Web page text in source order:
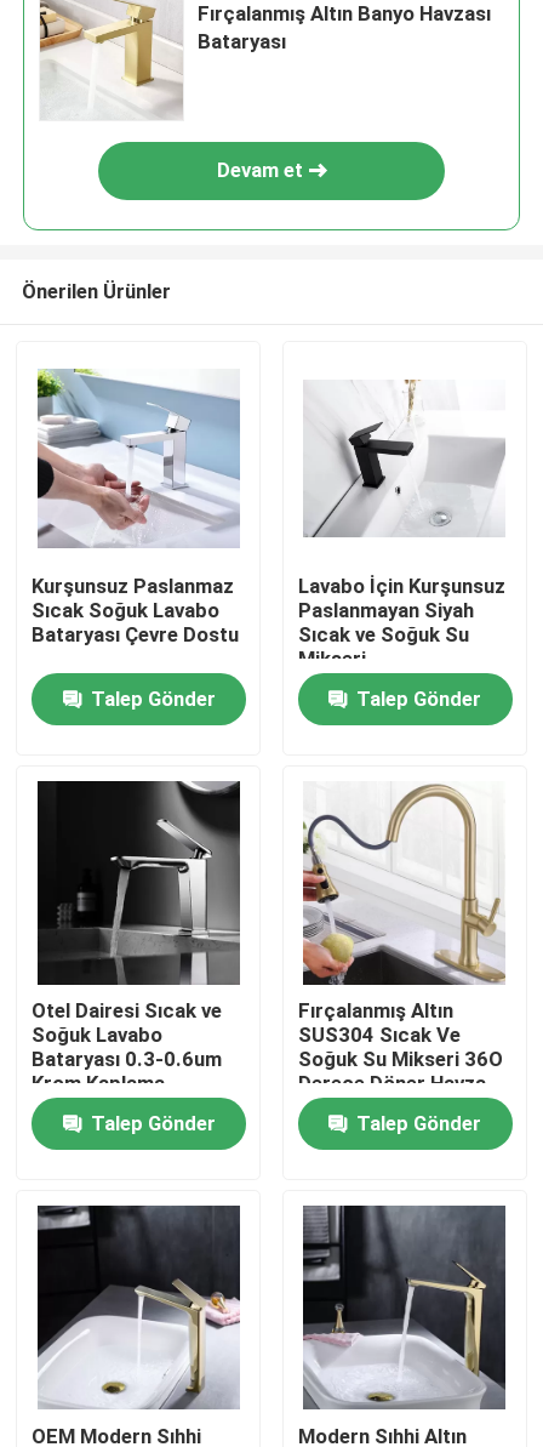
Kişiler
VİDEOLAR
Paslanmaz Çelik Lavabo Bataryası
Paslanmaz Çelik Banyo Bataryası
Paslanmaz Çelik Mutfak Bataryası
Tek Kollu Lavabo Bataryası
Sıcak ve soğuk lavabo bataryası
Fırçalanmış Altın Banyo Havzası
Bataryası
Devam et
Önerilen Ürünler
Kurşunsuz Paslanmaz
Sıcak Soğuk Lavabo
Bataryası Çevre Dostu
Talep Gönder
Lavabo İçin Kurşunsuz
Paslanmayan Siyah
Sıcak ve Soğuk Su
Mikseri
Talep Gönder
Otel Dairesi Sıcak ve
Soğuk Lavabo
Bataryası 0.3-0.6um
Krom Kaplama
Talep Gönder
Fırçalanmış Altın
SUS304 Sıcak Ve
Soğuk Su Mikseri 36O
Derece Döner Havza
Musluğu
Talep Gönder
OEM Modern Sıhhi Modern Sıhhi Altın